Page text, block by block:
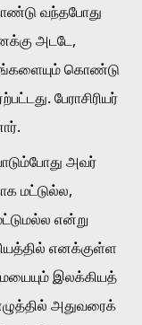
வந்தபோது
அடடே,
கொண்டு
பேராசிரியர்
மட்டுல்ல,
என்று
எனக்குள்ள
இலக்கியத்
அதுவரைக்